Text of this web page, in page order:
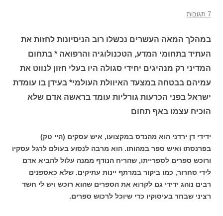
7 תגובות
במהלך המאה העשרים נכשלו רוב הניסיונות לחזות את
העתיד בתחומי המדע, הטכנולוגיה והרפואה * בתחום
המדיני רק מנהיגים יחידי סגולה היו בעלי חזון לנווט את
עמיהם בבטחה במצעד האיוולת העולמי* בעידן בו עומדת
ישראל בפני הכרעות גורליות עומד בראשה אדם שלא
הוכיח עצמו באף תחום
ידידי דן ירדני הוא מהנדס במקצועו, איש עסקים (היי טק)
בפרנסתו ואיש ספר במהותו. הוא מרבה לנסוע בעולם לרגל עסקיו
ורוכש ספרים לספרייתו, שהריח הנודף ממנה עלול להביא אדם
לידי סחרור, כמו ביקור במרתף יינות עתיקים. שלא כאספנים
רבים נוהג ידידי גם לקרוא את הספרים שהוא רוכש ויש לי חשד
רציני שבחר בעיסוקיו כדי שיוכל לרכוש ספרים.